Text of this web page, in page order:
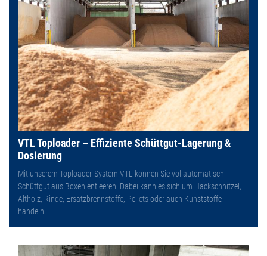
VTL Toploader – Effiziente Schüttgut-Lagerung &
Dosierung
Mit unserem Toploader-System VTL können Sie vollautomatisch
Schüttgut aus Boxen entleeren. Dabei kann es sich um Hackschnitzel,
Altholz, Rinde, Ersatzbrennstoffe, Pellets oder auch Kunststoffe
handeln.